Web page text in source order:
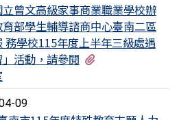
曾文高級家事商業職業學校辦
部學生輔導諮商中心臺南二區
務學校115年度上半年三級處遇
活動，請參閱
09